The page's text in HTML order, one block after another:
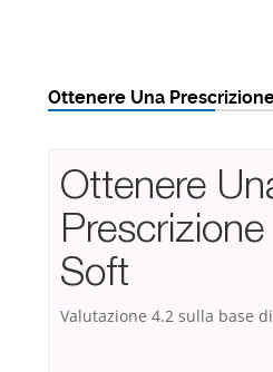
Ottenere Una
Ottenere
Soft
Valutazione 4.2 sulla base di